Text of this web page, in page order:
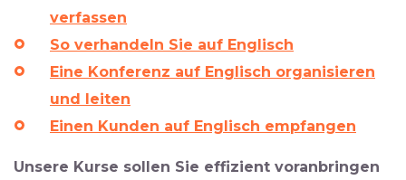
verfassen
So verhandeln Sie auf Englisch
Eine Konferenz auf Englisch organisieren
und leiten
Einen Kunden auf Englisch empfangen
Unsere Kurse sollen Sie effizient voranbringen